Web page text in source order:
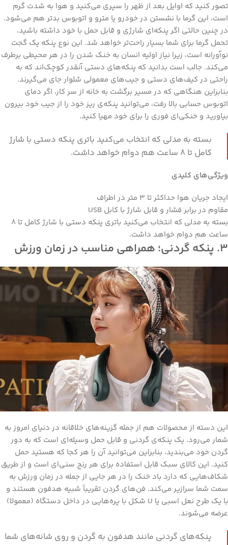
تصور کنید که اوایل بعد از ظهر را سپری می‌کنید و هوا به شدت گرم
است، این گرما با نشستن در خودرو یا مترو و اتوبوس بدتر هم می‌شود.
در چنین حالتی اگر پنکه‌ای شارژی و قابل حمل با خود داشته باشید،
تحمل گرما برای شما بسیار راحت‌تر خواهد شد. این نوع پنکه یک گجت
نوآورانه است، زیرا نیاز اولیه انسان به خنک شدن را در هر محیطی برطرف
می‌کند. جالب است بدانید که پنکه‌های دستی آنقدر کوچک‌اند که به
راحتی در کیف‌های دستی و جیب‌های معمولی شلوار جای می‌گیرند.
بنابراین هنگاهی که در مسیر برگشت به خانه از سر کار، اگر دمای
اتوبوس حسابی بالا رفت، می‌توانید پنکه‌ی ریز خود را از جیب خود بیرون
بیاورید و خنکی‌ای فوری را برای خود مهیا کنید.
بسته به مدلی که انتخاب می‌کنید باتری پنکه دستی با شارژ
کامل تا ۸ ساعت هم دوام خواهد داشت.
ویژگی‌های کلیدی
ایجاد جریان هوا حداکثر تا ۳ متر در اطراف
مقاوم در برابر فشار و قابل شارژ با کابل USB
بسته به مدلی که انتخاب می‌کنید باتری پنکه دستی با شارژ کامل تا ۸
ساعت هم دوام خواهد داشت.
۳. پنکه گردنی؛ همراهی مناسب در زمان ورزش
این دسته از محصولات هم از جمله گزینه‌های خلاقانه در دنیای امروز به
شمار می‌رود. یک پنکه‌ی گردنی و قابل حمل وسیله‌ای است که به دور
گردن خود می‌بندید، بنابراین می‌توانید آن را هر کجا که هستید حمل
کنید. این کالای سبک قابل استفاده برای هر رنج سنی‌ای است و از طریق
شکاف‌هایی که دارد باد خنک را در هر جایی از جمله در زمان ورزش به
سمت شما سرازیر می‌کند. فن‌های گردن تقریباً شبیه هدفون هستند و
با یک طرح نعل اسبی یا U شکل با پره‌هایی در داخل دستگاه (معمولا)
عرضه می‌شوند.
پنکه‌های گردنی مانند هدفون به گردن و روی شانه‌های شما